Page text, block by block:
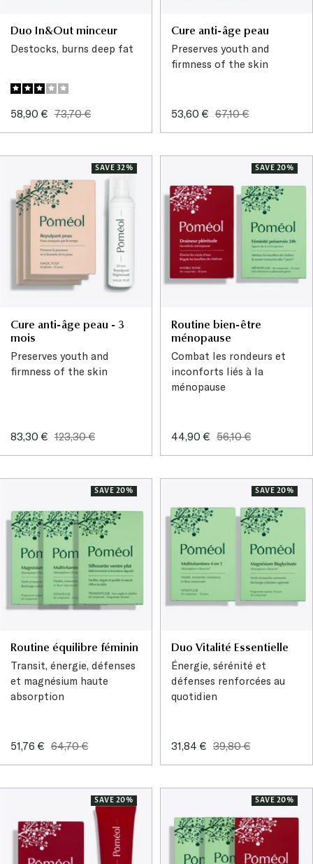
Duo In&Out minceur
Destocks, burns deep fat
Sale
58,90 € Regular
73,70 €
Cure anti-âge peau
Preserves youth and
firmness of the skin
Sale
53,60 € Regular
67,10 €
SAVE 32%
Cure anti-âge peau - 3
mois
Preserves youth and
firmness of the skin
Sale
83,30 € Regular
123,30 €
SAVE 20%
Routine bien-être
ménopause
Combat les rondeurs et
inconforts liés à la
ménopause
Sale
44,90 € Regular
56,10 €
SAVE 20%
Routine équilibre féminin
Transit, énergie, défenses
et magnésium haute
absorption
Sale
51,76 € Regular
64,70 €
SAVE 20%
Duo Vitalité Essentielle
Énergie, sérénité et
défenses renforcées au
quotidien
Sale
31,84 € Regular
39,80 €
SAVE 20% SAVE 20%